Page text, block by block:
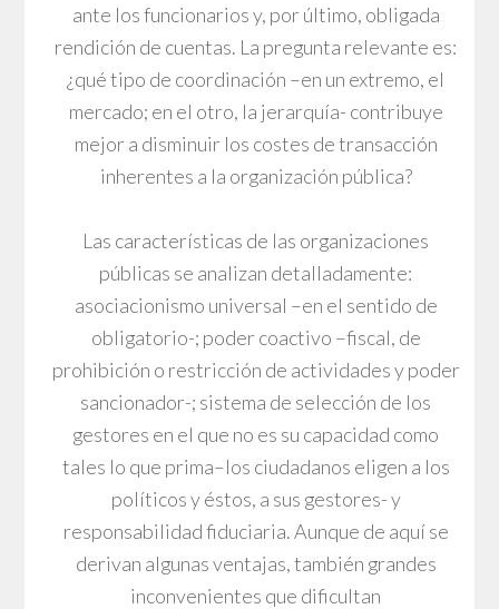
ante los funcionarios y, por último, obligada
rendición de cuentas. La pregunta relevante es:
¿qué tipo de coordinación –en un extremo, el
mercado; en el otro, la jerarquía- contribuye
mejor a disminuir los costes de transacción
inherentes a la organización pública?
Las características de las organizaciones
públicas se analizan detalladamente:
asociacionismo universal –en el sentido de
obligatorio-; poder coactivo –fiscal, de
prohibición o restricción de actividades y poder
sancionador-; sistema de selección de los
gestores en el que no es su capacidad como
tales lo que prima–los ciudadanos eligen a los
políticos y éstos, a sus gestores- y
responsabilidad fiduciaria. Aunque de aquí se
derivan algunas ventajas, también grandes
inconvenientes que dificultan